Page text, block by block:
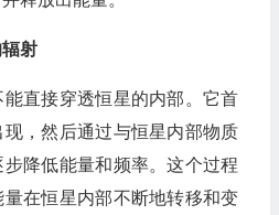
射
直接穿透恒星的内部。它首
，然后通过与恒星内部物质
降低能量和频率。这个过程
在恒星内部不断地转移和变